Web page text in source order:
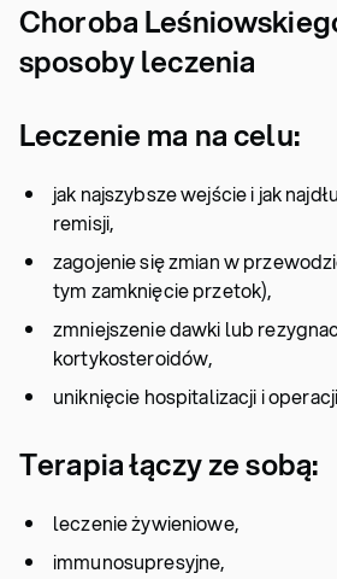
Choroba
sposoby leczenia
Leczenie ma na celu:
jak najszybsze wejście i jak
remisji,
zagojenie się zmian w
tym zamknięcie przetok),
zmniejszenie dawki lub
kortykosteroidów,
uniknięcie hospitalizacji i
Terapia łączy ze sobą:
leczenie żywieniowe,
immunosupresyjne,